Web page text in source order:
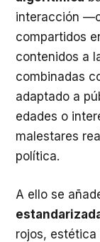
interacción
compartidos
contenidos a
combinadas
adaptado a
edades o
malestares
política.
A ello se
rojos,